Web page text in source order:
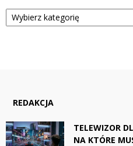
Kategorie
REDAKCJA
TELEWIZOR
NA KTÓRE